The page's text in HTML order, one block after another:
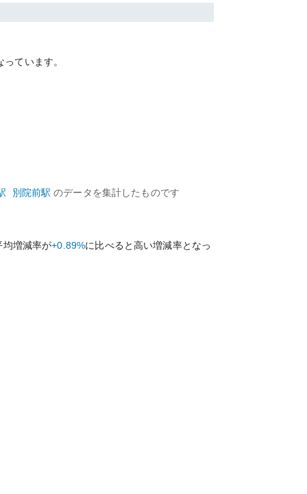
ています。
別院前駅 のデータを集計したものです
均増減率が+0.89%に比べると高い増減率となっ